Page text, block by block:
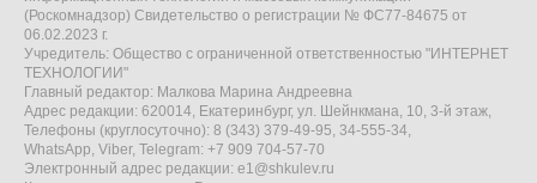
(Роскомнадзор) Свидетельство о регистрации № ФС77-84675 от
06.02.2023 г.
Учредитель: Общество с ограниченной ответственностью "ИНТЕРНЕТ
ТЕХНОЛОГИИ"
Главный редактор: Малкова Марина Андреевна
Адрес редакции: 620014, Екатеринбург, ул. Шейнкмана, 10, 3-й этаж,
Телефоны (круглосуточно): 8 (343) 379-49-95, 34-555-34,
WhatsApp, Viber, Telegram: +7 909 704-57-70
Электронный адрес редакции: e1@shkulev.ru